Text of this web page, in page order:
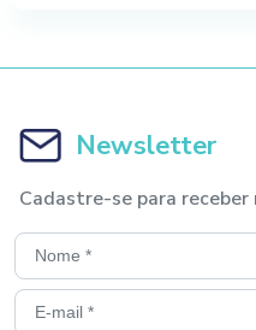
Newsletter
Cadastre-se para